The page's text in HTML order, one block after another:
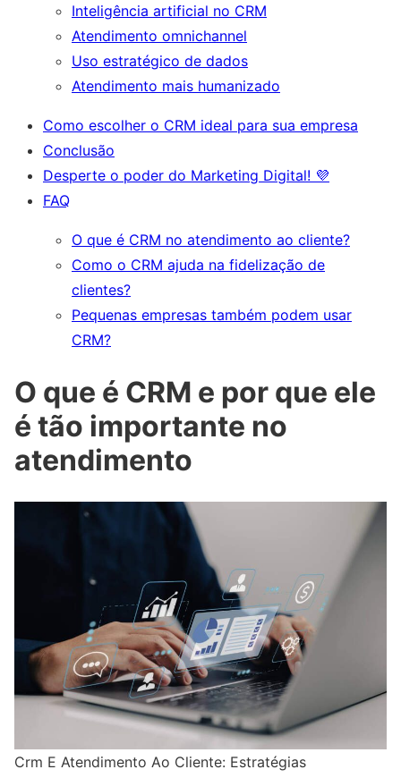
Inteligência artificial no CRM
Atendimento omnichannel
Uso estratégico de dados
Atendimento mais humanizado
Como escolher o CRM ideal para sua empresa
Conclusão
Desperte o poder do Marketing Digital! 💜
FAQ
O que é CRM no atendimento ao cliente?
Como o CRM ajuda na fidelização de
clientes?
Pequenas empresas também podem usar
CRM?
O que é CRM e por que ele
é tão importante no
atendimento
Crm E Atendimento Ao Cliente: Estratégias